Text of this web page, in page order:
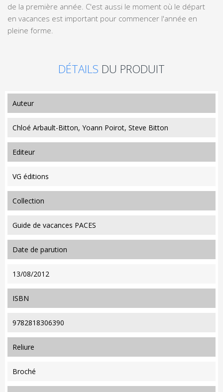
de la première année. C'est aussi le moment où le départ
en vacances est important pour commencer l'année en
pleine forme.
DÉTAILS DU PRODUIT
auteur
Chloé Arbault-Bitton, Yoann Poirot, Steve Bitton
editeur
VG éditions
collection
Guide de vacances PACES
date de parution
13/08/2012
ISBN
9782818306390
reliure
Broché